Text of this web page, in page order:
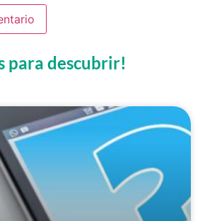
para descubrir!